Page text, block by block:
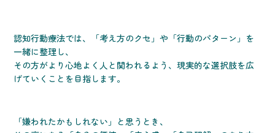
認知行動療法では、「考え方のクセ」や「行動のパターン」を
一緒に整理し、
その方がより心地よく人と関われるよう、現実的な選択肢を広
げていくことを目指します。
「嫌われたかもしれない」と思うとき、